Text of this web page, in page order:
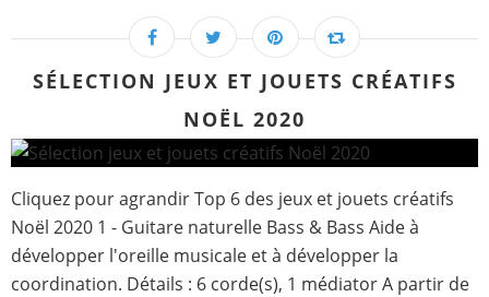
SÉLECTION JEUX ET JOUETS CRÉATIFS
NOËL 2020
Cliquez pour agrandir Top 6 des jeux et jouets créatifs
Noël 2020 1 - Guitare naturelle Bass & Bass Aide à
développer l'oreille musicale et à développer la
coordination. Détails : 6 corde(s), 1 médiator A partir de